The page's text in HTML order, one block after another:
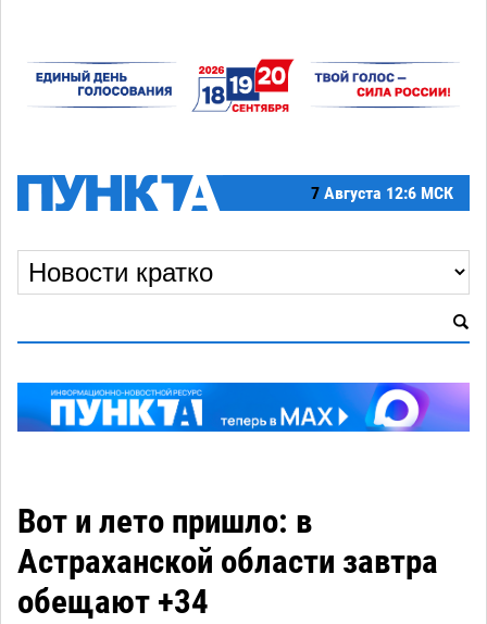
7 Августа 12:6 МСК
Вот и лето пришло: в
Астраханской области завтра
обещают +34